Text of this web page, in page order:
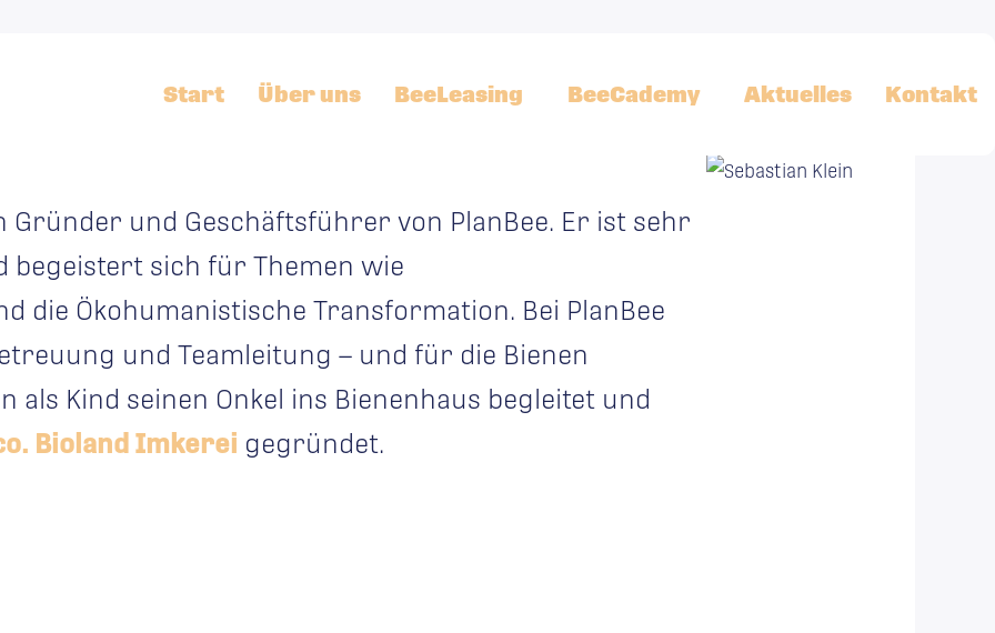
Start Über uns BeeLeasing BeeCademy Aktuelles Kontakt
Gründer und Geschäftsführer von PlanBee. Er ist sehr
sich für Themen wie
die Ökohumanistische Transformation. Bei PlanBee
und Teamleitung – und für die Bienen
als Kind seinen Onkel ins Bienenhaus begleitet und
Bioland Imkerei gegründet.